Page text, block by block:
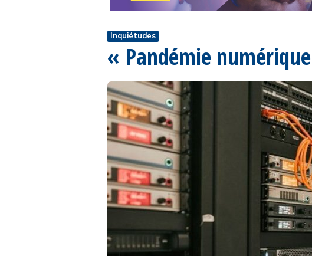
Inquiétudes
« Pandémie